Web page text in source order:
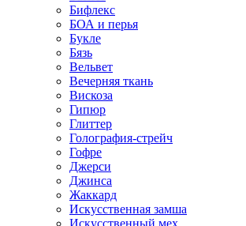
Бифлекс
БОА и перья
Букле
Бязь
Вельвет
Вечерняя ткань
Вискоза
Гипюр
Глиттер
Голография-стрейч
Гофре
Джерси
Джинса
Жаккард
Искусственная замша
Искусственный мех